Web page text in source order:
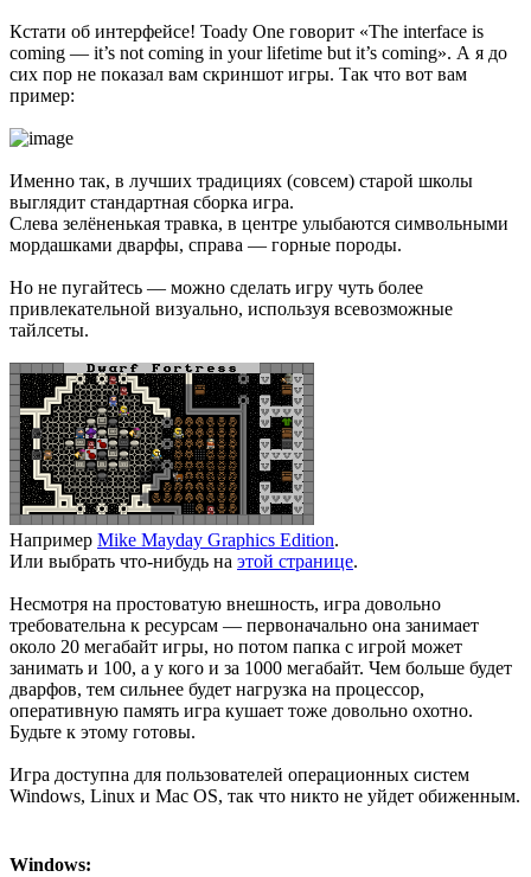
Кстати об интерфейсе! Toady One говорит «The interface is
coming — it’s not coming in your lifetime but it’s coming». А я до
сих пор не показал вам скриншот игры. Так что вот вам
пример:
Именно так, в лучших традициях (совсем) старой школы
выглядит стандартная сборка игра.
Слева зелёненькая травка, в центре улыбаются символьными
мордашками дварфы, справа — горные породы.
Но не пугайтесь — можно сделать игру чуть более
привлекательной визуально, используя всевозможные
тайлсеты.
Например Mike Mayday Graphics Edition.
Или выбрать что-нибудь на этой странице.
Несмотря на простоватую внешность, игра довольно
требовательна к ресурсам — первоначально она занимает
около 20 мегабайт игры, но потом папка с игрой может
занимать и 100, а у кого и за 1000 мегабайт. Чем больше будет
дварфов, тем сильнее будет нагрузка на процессор,
оперативную память игра кушает тоже довольно охотно.
Будьте к этому готовы.
Игра доступна для пользователей операционных систем
Windows, Linux и Mac OS, так что никто не уйдет обиженным.
Windows: